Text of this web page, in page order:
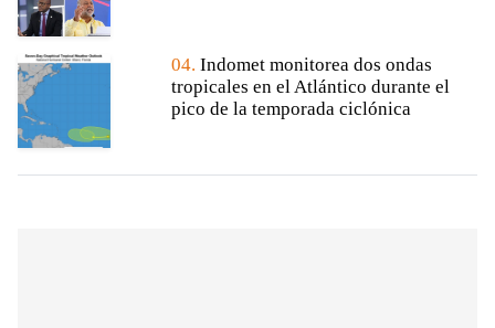
04. Indomet monitorea dos ondas
tropicales en el Atlántico durante el
pico de la temporada ciclónica